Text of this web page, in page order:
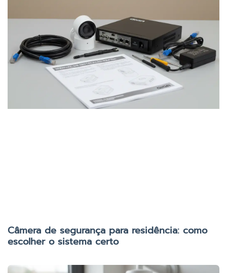
Câmera de segurança para residência: como
escolher o sistema certo